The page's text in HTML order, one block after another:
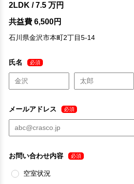
2LDK / 7.5 万円
共益費 6,500円
石川県金沢市本町2丁目5-14
氏名 必須
メールアドレス 必須
お問い合わせ内容 必須
空室状況